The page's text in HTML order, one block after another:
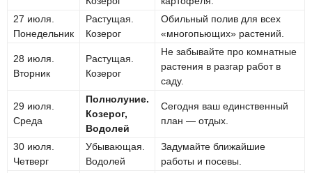
27 июля.
Понедельник
Растущая.
Козерог
Обильный полив для всех
«многопьющих» растений.
28 июля.
Вторник
Растущая.
Козерог
Не забывайте про комнатные
растения в разгар работ в
саду.
29 июля.
Среда
Полнолуние.
Козерог,
Водолей
Сегодня ваш единственный
план — отдых.
30 июля.
Четверг
Убывающая.
Водолей
Задумайте ближайшие
работы и посевы.